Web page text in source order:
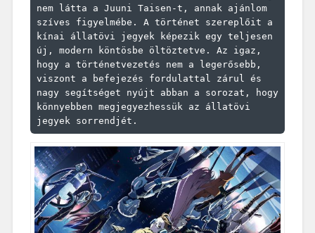
nem látta a Juuni Taisen-t, annak ajánlom
szíves figyelmébe. A történet szereplőit a
kínai állatövi jegyek képezik egy teljesen
új, modern köntösbe öltöztetve. Az igaz,
hogy a történetvezetés nem a legerősebb,
viszont a befejezés fordulattal zárul és
nagy segítséget nyújt abban a sorozat, hogy
könnyebben megjegyezhessük az állatövi
jegyek sorrendjét.